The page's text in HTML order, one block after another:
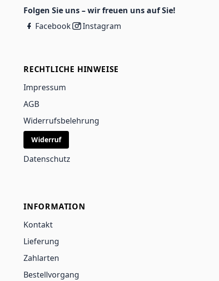
Folgen Sie uns – wir freuen uns auf Sie!
Facebook
Instagram
RECHTLICHE HINWEISE
Impressum
AGB
Widerrufsbelehrung
Widerruf
Datenschutz
INFORMATION
Kontakt
Lieferung
Zahlarten
Bestellvorgang